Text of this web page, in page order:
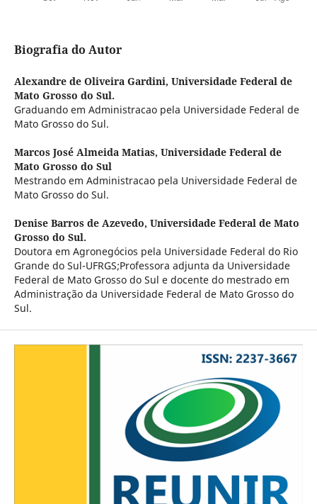
Biografia do Autor
Alexandre de Oliveira Gardini, Universidade Federal de
Mato Grosso do Sul.
Graduando em Administracao pela Universidade Federal de
Mato Grosso do Sul.
Marcos José Almeida Matias, Universidade Federal de
Mato Grosso do Sul
Mestrando em Administracao pela Universidade Federal de
Mato Grosso do Sul.
Denise Barros de Azevedo, Universidade Federal de Mato
Grosso do Sul.
Doutora em Agronegócios pela Universidade Federal do Rio
Grande do Sul-UFRGS;Professora adjunta da Universidade
Federal de Mato Grosso do Sul e docente do mestrado em
Administração da Universidade Federal de Mato Grosso do
Sul.